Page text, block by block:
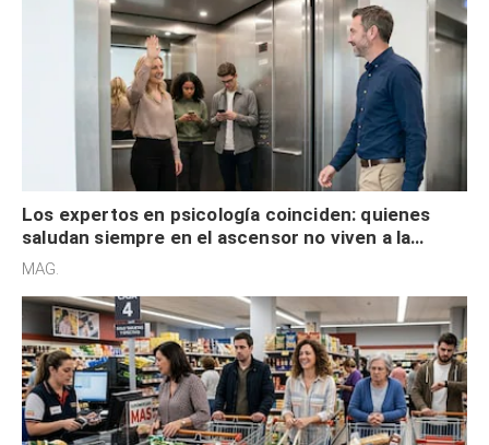
Los expertos en psicología coinciden: quienes
saludan siempre en el ascensor no viven a la
defensiva y tienen apertura social
MAG.